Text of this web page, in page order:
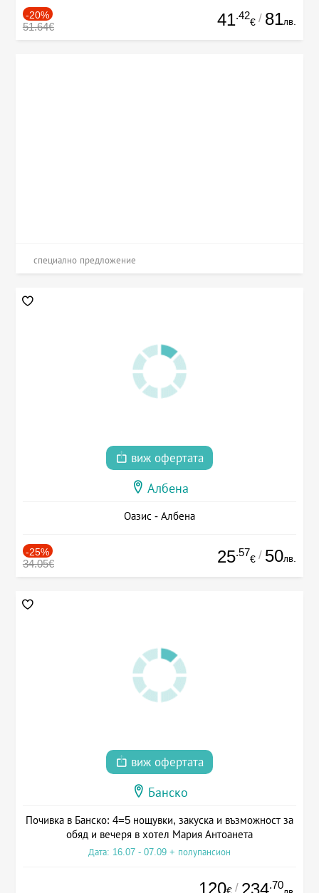
-20%
51.64€ 41.42
€ / 81лв.
специално предложение
виж офертата
Албена
Оазис - Албена
-25%
34.05€ 25.57
€ / 50лв.
виж офертата
Банско
Почивка в Банско: 4=5 нощувки, закуска и възможност за
обяд и вечеря в хотел Мария Антоанета
Дата: 16.07 - 07.09 + полупансион
120 / 234.70